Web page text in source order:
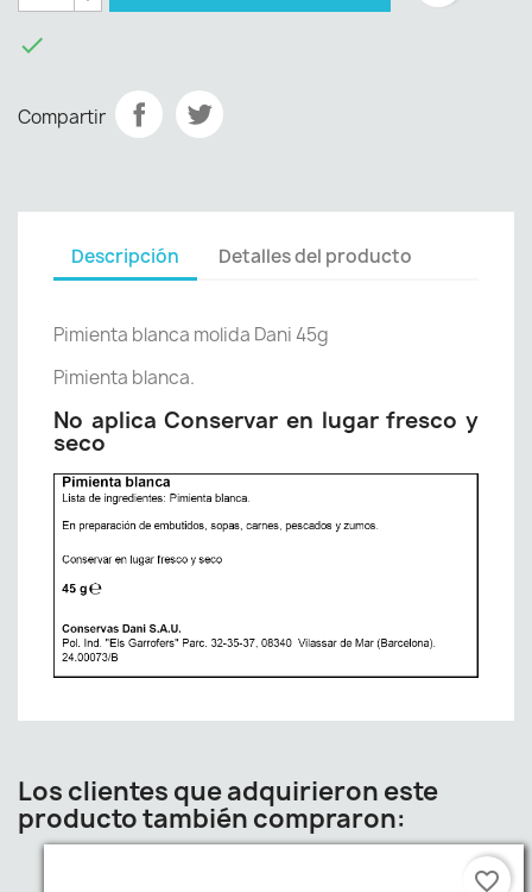

Compartir
Descripción Detalles del producto
Pimienta blanca molida Dani 45g
Pimienta blanca.
No aplica Conservar en lugar fresco y
seco
Los clientes que adquirieron este
producto también compraron:
favorite_border